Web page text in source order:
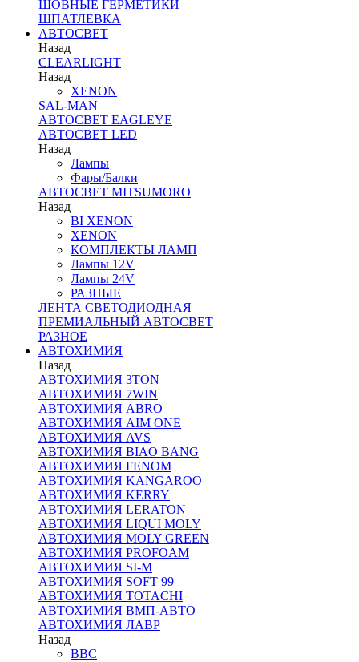
ШОВНЫЕ ГЕРМЕТИКИ
ШПАТЛЕВКА
АВТОСВЕТ
Назад
CLEARLIGHT
Назад
XENON
SAL-MAN
АВТОСВЕТ EAGLEYE
АВТОСВЕТ LED
Назад
Лампы
Фары/Балки
АВТОСВЕТ MITSUMORO
Назад
BI XENON
XENON
КОМПЛЕКТЫ ЛАМП
Лампы 12V
Лампы 24V
РАЗНЫЕ
ЛЕНТА СВЕТОДИОДНАЯ
ПРЕМИАЛЬНЫЙ АВТОСВЕТ
РАЗНОЕ
АВТОХИМИЯ
Назад
АВТОХИМИЯ 3TON
АВТОХИМИЯ 7WIN
АВТОХИМИЯ ABRO
АВТОХИМИЯ AIM ONE
АВТОХИМИЯ AVS
АВТОХИМИЯ BIAO BANG
АВТОХИМИЯ FENOM
АВТОХИМИЯ KANGAROO
АВТОХИМИЯ KERRY
АВТОХИМИЯ LERATON
АВТОХИМИЯ LIQUI MOLY
АВТОХИМИЯ MOLY GREEN
АВТОХИМИЯ PROFOAM
АВТОХИМИЯ SI-M
АВТОХИМИЯ SOFT 99
АВТОХИМИЯ TOTACHI
АВТОХИМИЯ ВМП-АВТО
АВТОХИМИЯ ЛАВР
Назад
BBC